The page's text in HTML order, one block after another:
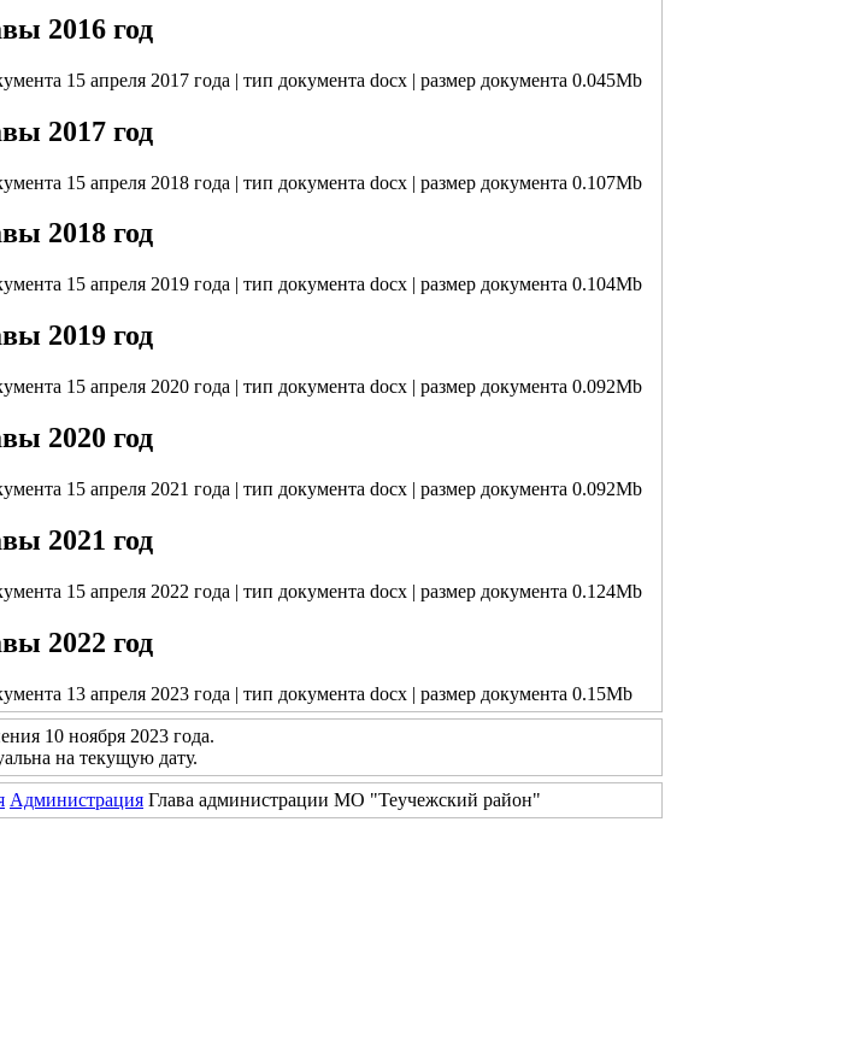
2016 год
15 апреля 2017 года | тип документа docx | размер документа 0.045Mb
2017 год
15 апреля 2018 года | тип документа docx | размер документа 0.107Mb
2018 год
15 апреля 2019 года | тип документа docx | размер документа 0.104Mb
2019 год
15 апреля 2020 года | тип документа docx | размер документа 0.092Mb
2020 год
15 апреля 2021 года | тип документа docx | размер документа 0.092Mb
2021 год
15 апреля 2022 года | тип документа docx | размер документа 0.124Mb
2022 год
13 апреля 2023 года | тип документа docx | размер документа 0.15Mb
10 ноября 2023 года.
на текущую дату.
Администрация Глава администрации МО "Теучежский район"